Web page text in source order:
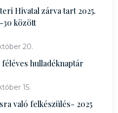
Hivatal zárva tart 2025.
között
20.
féléves hulladéknaptár
15.
való felkészülés- 2025